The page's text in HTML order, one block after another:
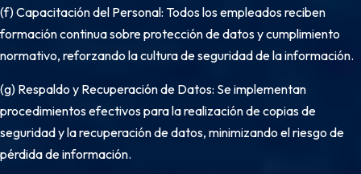
(f) Capacitación del Personal: Todos los empleados reciben
formación continua sobre protección de datos y cumplimiento
normativo, reforzando la cultura de seguridad de la información.
(g) Respaldo y Recuperación de Datos: Se implementan
procedimientos efectivos para la realización de copias de
seguridad y la recuperación de datos, minimizando el riesgo de
pérdida de información.